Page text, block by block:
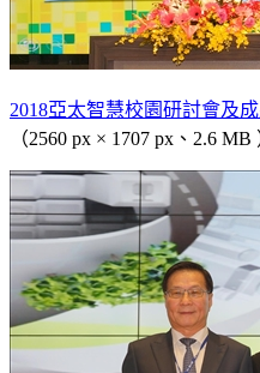
2018亞太智慧校園研討會及
（2560 px × 1707 px、2.6 MB